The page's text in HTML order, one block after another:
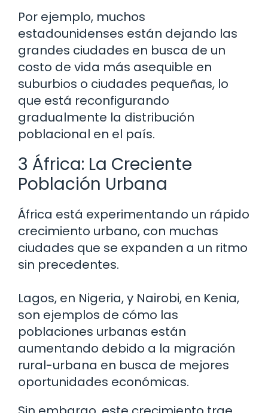
Por ejemplo, muchos
estadounidenses están dejando las
grandes ciudades en busca de un
costo de vida más asequible en
suburbios o ciudades pequeñas, lo
que está reconfigurando
gradualmente la distribución
poblacional en el país.
3 África: La Creciente
Población Urbana
África está experimentando un rápido
crecimiento urbano, con muchas
ciudades que se expanden a un ritmo
sin precedentes.
Lagos, en Nigeria, y Nairobi, en Kenia,
son ejemplos de cómo las
poblaciones urbanas están
aumentando debido a la migración
rural-urbana en busca de mejores
oportunidades económicas.